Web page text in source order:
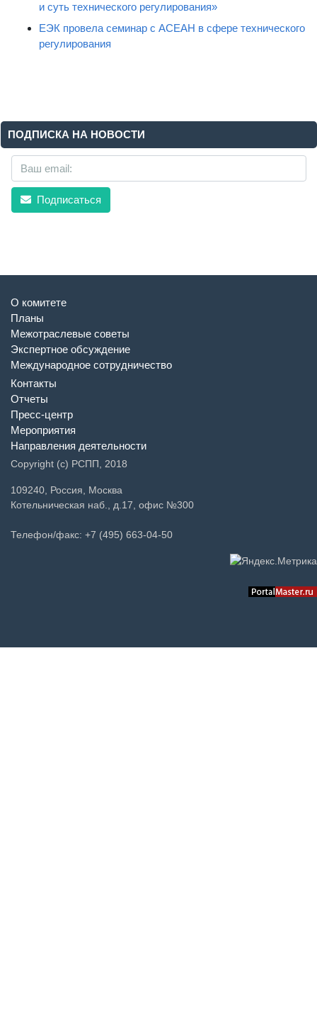
и суть технического регулирования»
ЕЭК провела семинар с АСЕАН в сфере технического
регулирования
ПОДПИСКА НА НОВОСТИ
Подписаться
О комитете
Планы
Межотраслевые советы
Экспертное обсуждение
Международное сотрудничество
Контакты
Отчеты
Пресс-центр
Мероприятия
Направления деятельности
Copyright (c) РСПП, 2018
109240, Россия, Москва
Котельническая наб., д.17, офис №300
Телефон/факс: +7 (495) 663-04-50